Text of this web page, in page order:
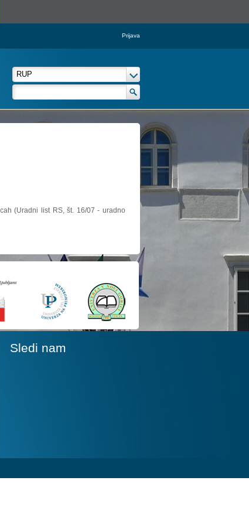
Prijava
(Uradni list RS, št. 16/07 - uradno
Sledi nam